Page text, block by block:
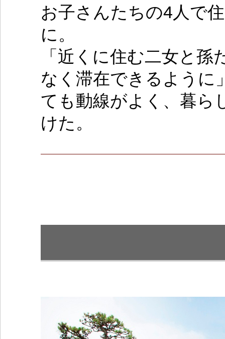
お子さんたちの4人で
に。
「近くに住む二女と
なく滞在できるように
ても動線がよく、暮ら
けた。